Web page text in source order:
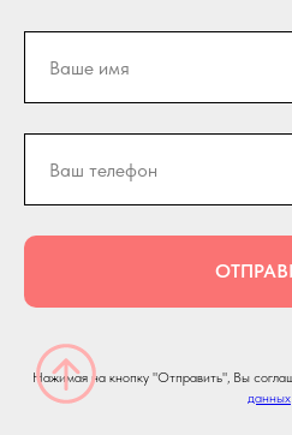
Нажимая на кнопку "Отправить", Вы
данных